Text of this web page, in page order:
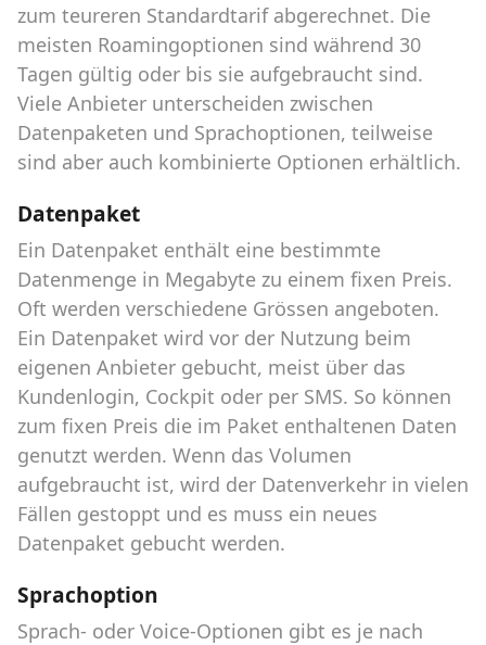
zum teureren Standardtarif abgerechnet. Die
meisten Roamingoptionen sind während 30
Tagen gültig oder bis sie aufgebraucht sind.
Viele Anbieter unterscheiden zwischen
Datenpaketen und Sprachoptionen, teilweise
sind aber auch kombinierte Optionen erhältlich.
Datenpaket
Ein Datenpaket enthält eine bestimmte
Datenmenge in Megabyte zu einem fixen Preis.
Oft werden verschiedene Grössen angeboten.
Ein Datenpaket wird vor der Nutzung beim
eigenen Anbieter gebucht, meist über das
Kundenlogin, Cockpit oder per SMS. So können
zum fixen Preis die im Paket enthaltenen Daten
genutzt werden. Wenn das Volumen
aufgebraucht ist, wird der Datenverkehr in vielen
Fällen gestoppt und es muss ein neues
Datenpaket gebucht werden.
Sprachoption
Sprach- oder Voice-Optionen gibt es je nach